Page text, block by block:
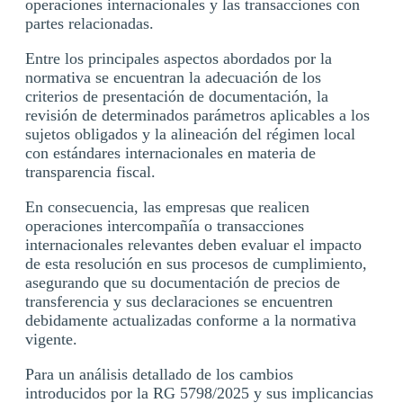
operaciones internacionales y las transacciones con
partes relacionadas.
Entre los principales aspectos abordados por la
normativa se encuentran la adecuación de los
criterios de presentación de documentación, la
revisión de determinados parámetros aplicables a los
sujetos obligados y la alineación del régimen local
con estándares internacionales en materia de
transparencia fiscal.
En consecuencia, las empresas que realicen
operaciones intercompañía o transacciones
internacionales relevantes deben evaluar el impacto
de esta resolución en sus procesos de cumplimiento,
asegurando que su documentación de precios de
transferencia y sus declaraciones se encuentren
debidamente actualizadas conforme a la normativa
vigente.
Para un análisis detallado de los cambios
introducidos por la RG 5798/2025 y sus implicancias